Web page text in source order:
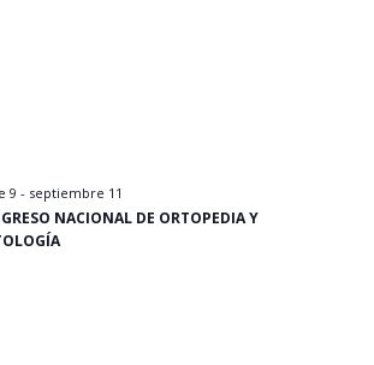
9 - septiembre 11
NACIONAL DE ORTOPEDIA Y